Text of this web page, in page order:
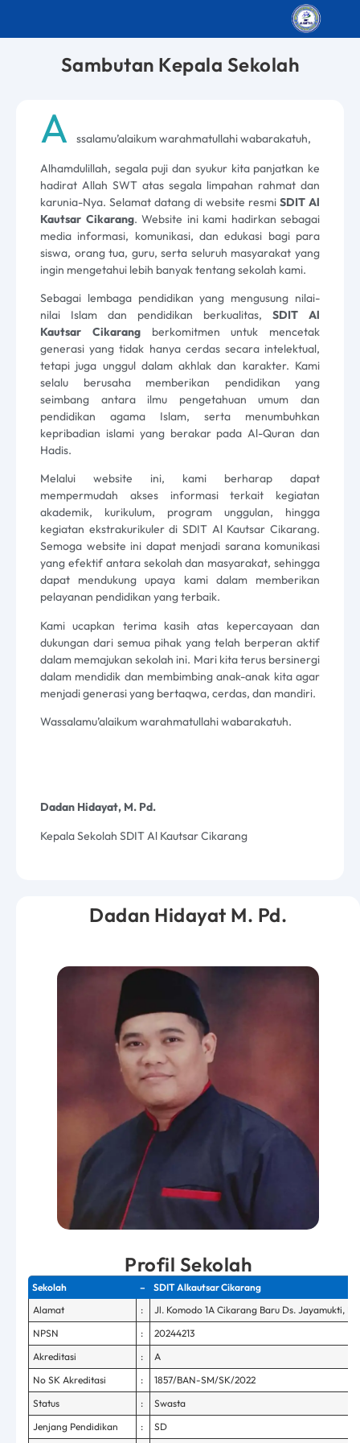
Sambutan Kepala Sekolah
A ssalamu’alaikum warahmatullahi wabarakatuh,
Alhamdulillah, segala puji dan syukur kita panjatkan ke
hadirat Allah SWT atas segala limpahan rahmat dan
karunia-Nya. Selamat datang di website resmi SDIT Al
Kautsar Cikarang. Website ini kami hadirkan sebagai
media informasi, komunikasi, dan edukasi bagi para
siswa, orang tua, guru, serta seluruh masyarakat yang
ingin mengetahui lebih banyak tentang sekolah kami.
Sebagai lembaga pendidikan yang mengusung nilai-
nilai Islam dan pendidikan berkualitas, SDIT Al
Kautsar
Cikarang berkomitmen untuk mencetak
generasi yang tidak hanya cerdas secara intelektual,
tetapi juga unggul dalam akhlak dan karakter. Kami
selalu berusaha memberikan pendidikan yang
seimbang antara ilmu pengetahuan umum dan
pendidikan agama Islam, serta menumbuhkan
kepribadian islami yang berakar pada Al-Quran dan
Hadis.
Melalui website ini, kami berharap dapat
mempermudah akses informasi terkait kegiatan
akademik, kurikulum, program unggulan, hingga
kegiatan ekstrakurikuler di SDIT Al Kautsar Cikarang.
Semoga website ini dapat menjadi sarana komunikasi
yang efektif antara sekolah dan masyarakat, sehingga
dapat mendukung upaya kami dalam memberikan
pelayanan pendidikan yang terbaik.
Kami ucapkan terima kasih atas kepercayaan dan
dukungan dari semua pihak yang telah berperan aktif
dalam memajukan sekolah ini. Mari kita terus bersinergi
dalam mendidik dan membimbing anak-anak kita agar
menjadi generasi yang bertaqwa, cerdas, dan mandiri.
Wassalamu’alaikum warahmatullahi wabarakatuh.
Dadan Hidayat, M. Pd.
Kepala Sekolah SDIT Al KautsarCikarang
Dadan Hidayat M. Pd.
Profil Sekolah
Sekolah –
SDIT Alkautsar Cikarang
Alamat
:
Jl. Komodo 1A Cikarang Baru Ds. Jayamukti,
NPSN
:
20244213
Akreditasi
:
A
No SK Akreditasi
:
1857/BAN-SM/SK/2022
Status
:
Swasta
Jenjang Pendidikan
: SD